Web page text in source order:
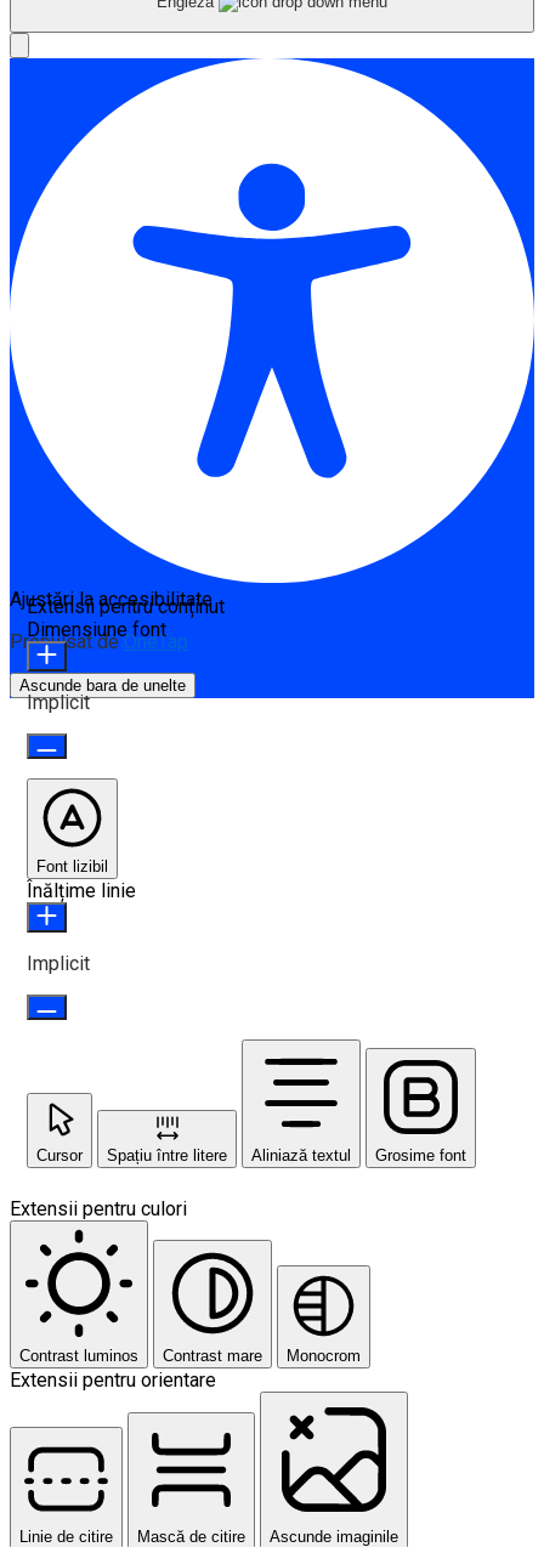
Ajustări la accesibilitate
Propulsat deOneTap
Ascunde bara de unelte
Extensii pentru conținut
Dimensiune font
Implicit
Font lizibil
Înălțime linie
Implicit
Cursor Spațiu între litere Aliniază textul Grosime font
Extensii pentru culori
Contrast luminos Contrast mare Monocrom
Extensii pentru orientare
Linie de citire Mască de citire Ascunde imaginile